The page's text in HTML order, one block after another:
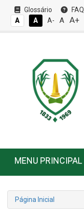
Glossário FAQ
A
A A- A A+
MENU PRINCIPAL
Página Inicial